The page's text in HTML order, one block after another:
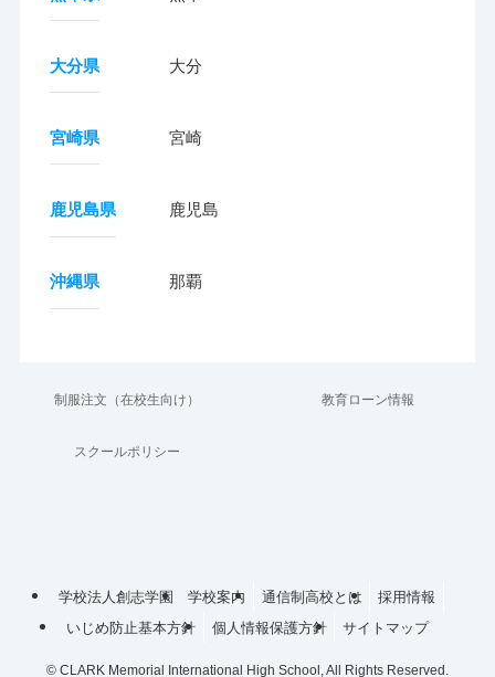
大分県 大分
宮崎県 宮崎
鹿児島県 鹿児島
沖縄県 那覇
制服注文（在校生向け） 教育ローン情報
スクールポリシー
学校法人創志学園 学校案内 通信制高校とは
採用情報
いじめ防止基本方針
個人情報保護方針 サイトマップ
© CLARK Memorial International High School, All Rights Reserved.